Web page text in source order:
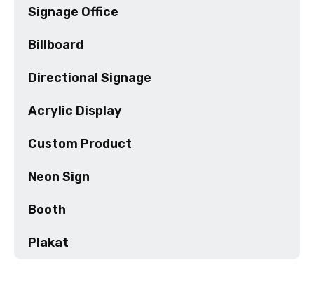
Signage Office
Billboard
Directional Signage
Acrylic Display
Custom Product
Neon Sign
Booth
Plakat